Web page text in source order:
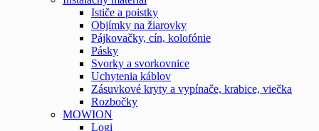
Ističe a poistky
Objímky na žiarovky
Pájkovačky, cín, kolofónie
Pásky
Svorky a svorkovnice
Uchytenia káblov
Zásuvkové kryty a vypínače, krabice, viečka
Rozbočky
MOWION
Logi